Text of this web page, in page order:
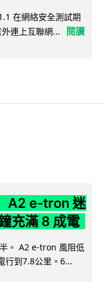
在網絡安全測試期
連上互聯網...
閱讀
A2 e-tron 迷
充滿 8 成電
。 A2 e-tron 風阻低
行到7.8公里。6...